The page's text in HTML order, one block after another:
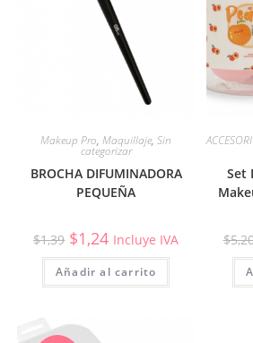
Makeup Pro,Maquillaje,Sin
categorizar
BROCHA DIFUMINADORA
PEQUEÑA
$1,39 $1,24 Incluye IVA
Añadir al carrito
Set
$